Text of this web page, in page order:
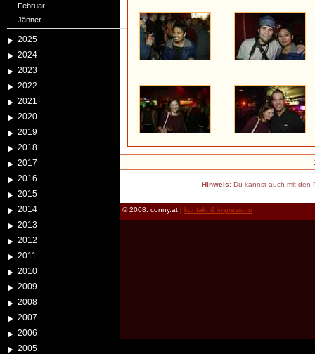
Februar
Jänner
2025
2024
2023
2022
2021
2020
2019
2018
2017
2016
2015
2014
2013
2012
2011
2010
2009
2008
2007
2006
2005
Hinweis:Du kannst auch mit den
© 2008: conny.at | kontakt & impressum